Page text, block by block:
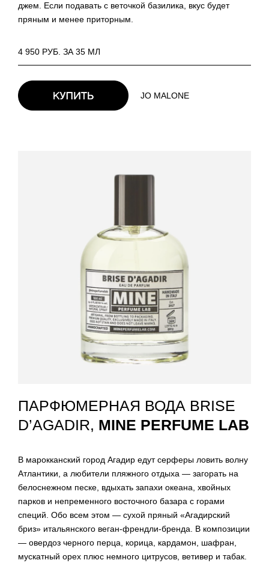
джем. Если подавать с веточкой базилика, вкус будет
пряным и менее приторным.
4 950 РУБ. ЗА 35 МЛ
JO MALONE
ПАРФЮМЕРНАЯ ВОДА BRISE
D’AGADIR, MINE PERFUME LAB
В марокканский город Агадир едут серферы ловить волну
Атлантики, а любители пляжного отдыха — загорать на
белоснежном песке, вдыхать запахи океана, хвойных
парков и непременного восточного базара с горами
специй. Обо всем этом — сухой пряный «Агадирский
бриз» итальянского веган-френдли-бренда. В композиции
— овердоз черного перца, корица, кардамон, шафран,
мускатный орех плюс немного цитрусов, ветивер и табак.